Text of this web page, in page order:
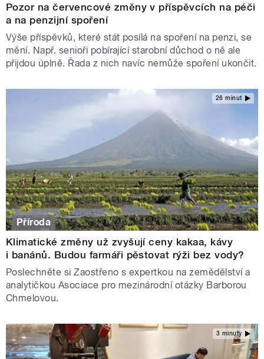
Pozor na červencové změny v příspěvcích na péči
a na penzijní spoření
Výše příspěvků, které stát posílá na spoření na penzi, se
mění. Např. senioři pobírající starobní důchod o ně ale
přijdou úplně. Řada z nich navíc nemůže spoření ukončit.
26 minut
Příroda
Klimatické změny už zvyšují ceny kakaa, kávy
i banánů. Budou farmáři pěstovat rýži bez vody?
Poslechněte si Zaostřeno s expertkou na zemědělství a
analytičkou Asociace pro mezinárodní otázky Barborou
Chmelovou.
3 minuty